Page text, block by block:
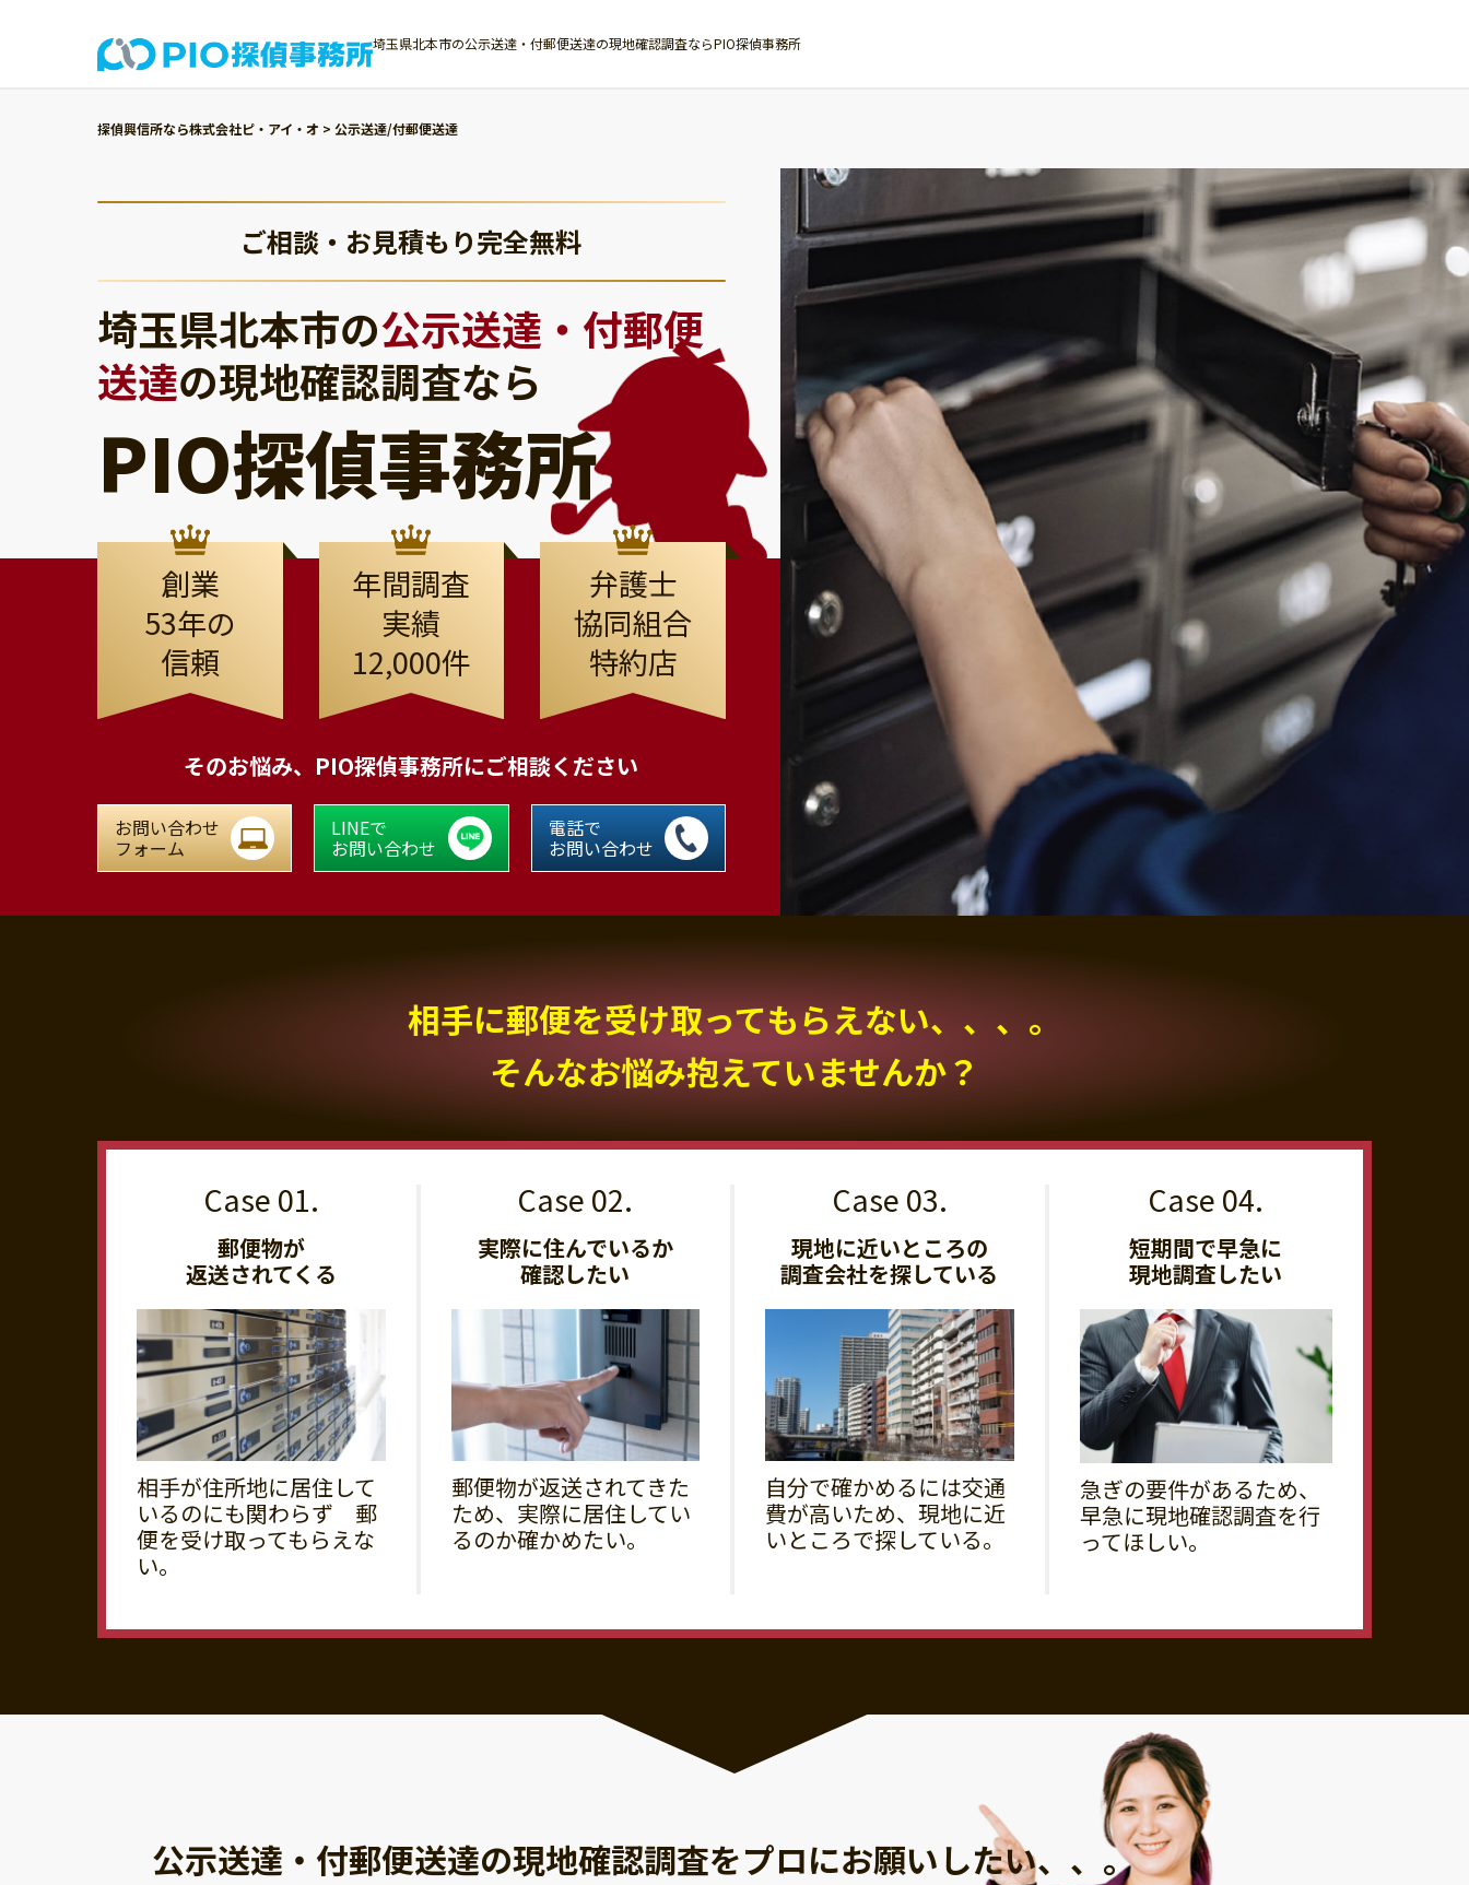
埼玉県北本市の公示送達・付郵便送達の現地確認調査ならPIO探偵事務所
探偵興信所なら株式会社ピ・アイ・オ > 公示送達/付郵便送達
ご相談・お見積もり完全無料
埼玉県北本市の公示送達・付郵便
送達の現地確認調査なら
PIO探偵事務所
創業
53年の
信頼
年間調査
実績
12,000件
弁護士
協同組合
特約店
そのお悩み、 PIO探偵事務所にご相談ください
お問い合わせ
フォーム
LINEで
お問い合わせ
電話で
お問い合わせ
相手に郵便を受け取ってもらえない、、、。
そんなお悩み抱えていませんか？
郵便物が
返送されてくる
相手が住所地に居住して
いるのにも関わらず 郵
便を受け取ってもらえな
い。
実際に住んでいるか
確認したい
郵便物が返送されてきた
ため、実際に居住してい
るのか確かめたい。
現地に近いところの
調査会社を探している
自分で確かめるには交通
費が高いため、現地に近
いところで探している。
短期間で早急に
現地調査したい
急ぎの要件があるため、
早急に現地確認調査を行
ってほしい。
公示送達・付郵便送達の現地確認調査をプロにお願いしたい、、。